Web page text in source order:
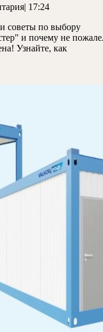
| 17:24
советы по выбору
и почему не
Узнайте, как